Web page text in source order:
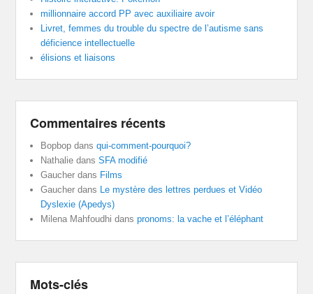
millionnaire accord PP avec auxiliaire avoir
Livret, femmes du trouble du spectre de l’autisme sans
déficience intellectuelle
élisions et liaisons
Commentaires récents
Bopbop dansqui-comment-pourquoi?
Nathalie dansSFA modifié
Gaucher dans Films
Gaucher dans
Le mystère des lettres perdues et Vidéo
Dyslexie (Apedys)
Milena Mahfoudhi danspronoms: la vache et l’éléphant
Mots-clés